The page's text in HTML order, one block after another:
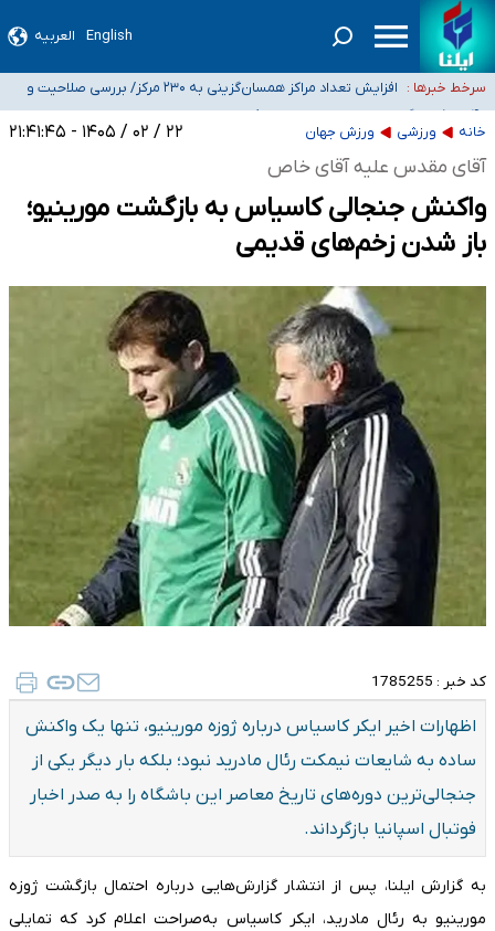
English العربیه
سرخط خبرها :
ضرورت آموزش حریم خصوصی در فضای آنلاین در مدارس/ هزینه‌های سنگین
اجتماعی انتشار تصاویر خصوصی برای قربانیان/ سوءاستفاده مجرمان از ترس
رسوایی
افزایش تعداد مراکز همسان‌گزینی به ۲۳۰ مرکز/ بررسی صلاحیت و
نظارت‌ها به سازمان تبلیغات واگذار شده است
۴۰ تا ۵۰ روز گرمای نسبی در پیش داریم/ دمای تهران به ۳۸ درجه
می‌رسد
موضع وزارت بهداشت درباره ظرفیت پزشکی کنکور ۱۴۰۵: خواستار اصلاح ظرفیت‌ها
هستیم، اما هنوز پاسخ مشخصی نگرفته‌ایم
تعویق آزمون ورودی دکترای تخصصی فرماندهی صحنه عملیات و دکترای تخصصی
جغرافیای نظامی دافوس آجا
خانه ورزشی ورزش جهان ۲۲ / ۰۲ / ۱۴۰۵ - ۲۱:۴۱:۴۵
آقای مقدس علیه آقای خاص
واکنش جنجالی کاسیاس به بازگشت مورینیو؛
باز شدن زخم‌های قدیمی
کد خبر : 1785255
اظهارات اخیر ایکر کاسیاس درباره ژوزه مورینیو، تنها یک واکنش
ساده به شایعات نیمکت رئال مادرید نبود؛ بلکه بار دیگر یکی از
جنجالی‌ترین دوره‌های تاریخ معاصر این باشگاه را به صدر اخبار
فوتبال اسپانیا بازگرداند.
به گزارش ایلنا، پس از انتشار گزارش‌هایی درباره احتمال بازگشت ژوزه
مورینیو به رئال مادرید، ایکر کاسیاس به‌صراحت اعلام کرد که تمایلی